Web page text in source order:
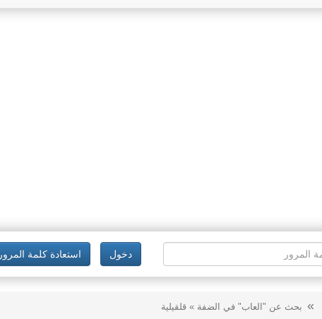
دخول استعادة كلمة المرور
بحث عن "العاب" في الضفة » قلقيلية